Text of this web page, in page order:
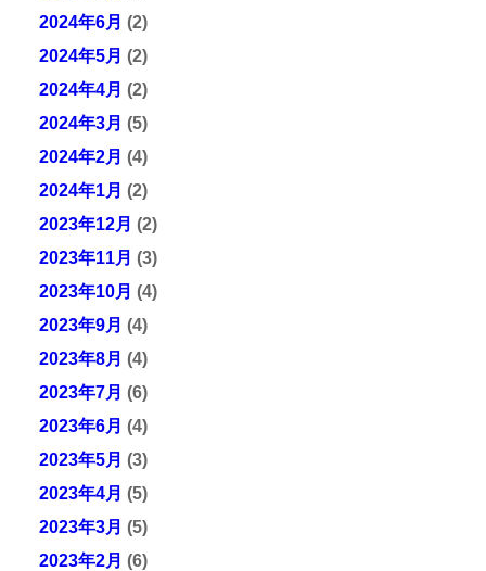
2024年6月 (2)
2024年5月 (2)
2024年4月 (2)
2024年3月 (5)
2024年2月 (4)
2024年1月 (2)
2023年12月 (2)
2023年11月 (3)
2023年10月 (4)
2023年9月 (4)
2023年8月 (4)
2023年7月 (6)
2023年6月 (4)
2023年5月 (3)
2023年4月 (5)
2023年3月 (5)
2023年2月 (6)